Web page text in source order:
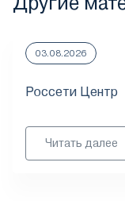
03.08.2026
Россети Центр
Читать далее